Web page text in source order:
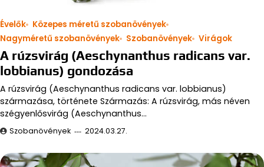
Évelők
Közepes méretű szobanövények
Nagyméretű szobanövények
Szobanövények Virágok
A rúzsvirág (Aeschynanthus radicans var.
lobbianus) gondozása
A rúzsvirág (Aeschynanthus radicans var. lobbianus)
származása, története Származás: A rúzsvirág, más néven
szégyenlősvirág (Aeschynanthus…
Szobanövények 2024.03.27.